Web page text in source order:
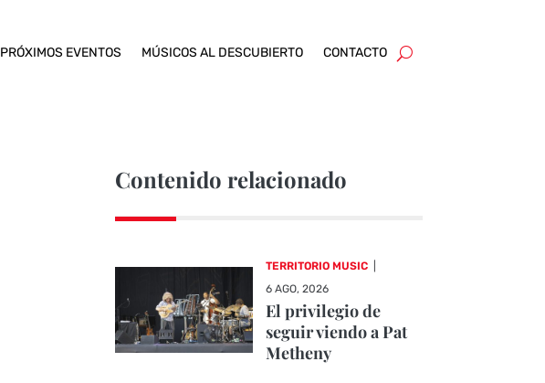
PRÓXIMOS EVENTOS MÚSICOS AL DESCUBIERTO CONTACTO
Contenido relacionado
TERRITORIO MUSIC
6 AGO, 2026
El privilegio de
seguir viendo a Pat
Metheny